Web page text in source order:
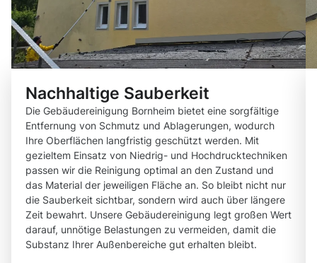
Nachhaltige Sauberkeit
Die Gebäudereinigung Bornheim bietet eine sorgfältige
Entfernung von Schmutz und Ablagerungen, wodurch
Ihre Oberflächen langfristig geschützt werden. Mit
gezieltem Einsatz von Niedrig- und Hochdrucktechniken
passen wir die Reinigung optimal an den Zustand und
das Material der jeweiligen Fläche an. So bleibt nicht nur
die Sauberkeit sichtbar, sondern wird auch über längere
Zeit bewahrt. Unsere Gebäudereinigung legt großen Wert
darauf, unnötige Belastungen zu vermeiden, damit die
Substanz Ihrer Außenbereiche gut erhalten bleibt.